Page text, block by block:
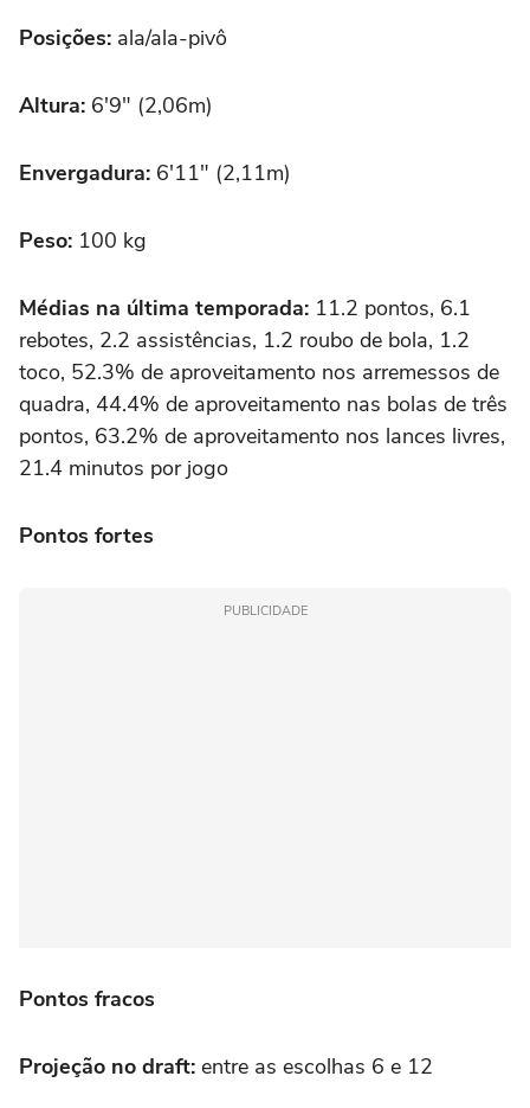
Posições: ala/ala-pivô
Altura: 6'9″ (2,06m)
Envergadura: 6'11″ (2,11m)
Peso: 100 kg
Médias na última temporada: 11.2 pontos, 6.1
rebotes, 2.2 assistências, 1.2 roubo de bola, 1.2
toco, 52.3% de aproveitamento nos arremessos de
quadra, 44.4% de aproveitamento nas bolas de três
pontos, 63.2% de aproveitamento nos lances livres,
21.4 minutos por jogo
Pontos fortes
PUBLICIDADE
Pontos fracos
Projeção no draft: entre as escolhas 6 e 12